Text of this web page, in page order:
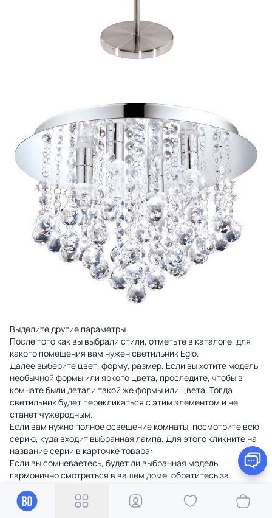
Выделите другие параметры
После того как вы выбрали стили, отметьте в каталоге, для
какого помещения вам нужен светильник Eglo.
Далее выберите цвет, форму, размер. Если вы хотите модель
необычной формы или яркого цвета, проследите, чтобы в
комнате были детали такой же формы или цвета. Тогда
светильник будет перекликаться с этим элементом и не
станет чужеродным.
Если вам нужно полное освещение комнаты, посмотрите всю
серию, куда входит выбранная лампа. Для этого кликните на
название серии в карточке товара:
Если вы сомневаетесь, будет ли выбранная модель
гармонично смотреться в вашем доме, обратитесь за
светильник по фото или дизайн-проекту. Звоните по телефону
8 (800) 775-74-87, WhatsApp или онлайн-консультант.